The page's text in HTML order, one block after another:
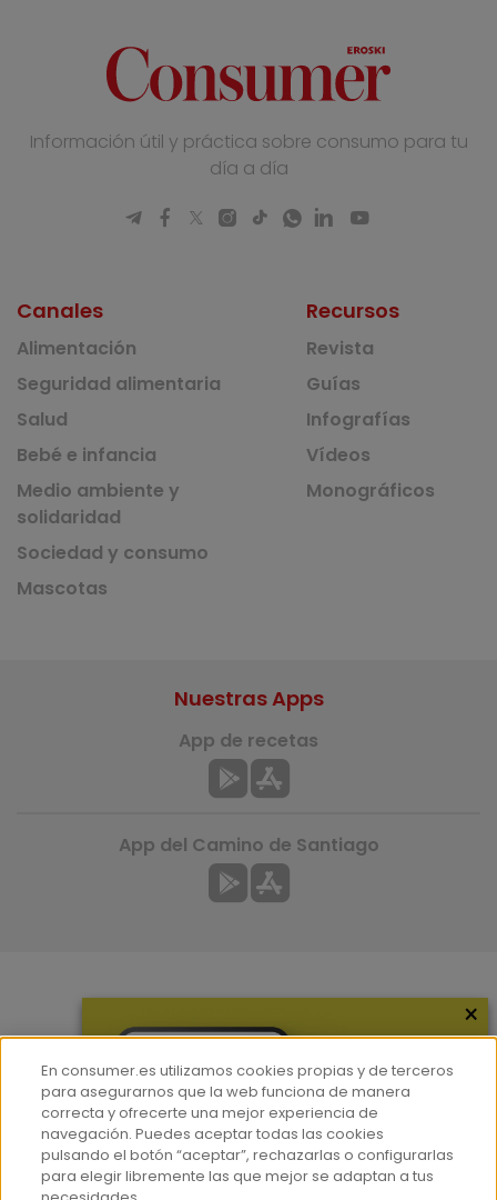
Información útil y práctica sobre consumo para tu
día a día
Canales
Alimentación
Seguridad alimentaria
Salud
Bebé e infancia
Medio ambiente y
solidaridad
Sociedad y consumo
Mascotas
Recursos
Revista
Guías
Infografías
Vídeos
Monográficos
Hemeroteca
Contacto
Prensa
Nuestras Apps
App de recetas
App del Camino de Santiago
×
En consumer.es utilizamos cookies propias y de terceros
para asegurarnos que la web funciona de manera
correcta y ofrecerte una mejor experiencia de
navegación. Puedes aceptar todas las cookies
pulsando el botón “aceptar”, rechazarlas o configurarlas
para elegir libremente las que mejor se adaptan a tus